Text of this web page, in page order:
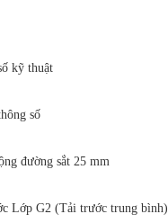
thuật
số
đường sắt 25 mm
G2 (Tải trước trung bình)